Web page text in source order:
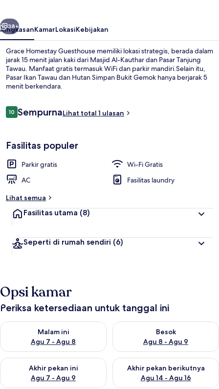
Berikutnya
38+
RingkasanKamarLokasiKebijakan
Grace Homestay Guesthouse memiliki lokasi strategis, berada dalam
jarak 15 menit jalan kaki dari Masjid Al-Kauthar dan Pasar Tanjung
Tawau. Manfaat gratis termasuk WiFi dan parkir mandiri.Selain itu,
Pasar Ikan Tawau dan Hutan Simpan Bukit Gemok hanya berjarak 5
menit berkendara.
Ulasan
1010 dari 10
SempurnaLihat total 1 ulasan
Fasilitas populer
Parkir gratis
Wi-Fi Gratis
AC
Fasilitas laundry
Lihat semua
Fasilitas utama (8)
Seperti di rumah sendiri (6)
Opsi kamar
Periksa ketersediaan untuk tanggal ini
Malam ini
Agu 7 - Agu 8
Periksa ketersediaan untuk malam ini Agu 7 - Agu 8
Besok
Agu 8 - Agu 9
Periksa ketersediaan untuk
Akhir pekan ini
Agu 7 - Agu 9
Periksa ketersediaan untuk akhir pekan ini Agu 7 - Agu 9
Akhir pekan berikutnya
Agu 14 - Agu 16
Periksa ketersediaan untuk